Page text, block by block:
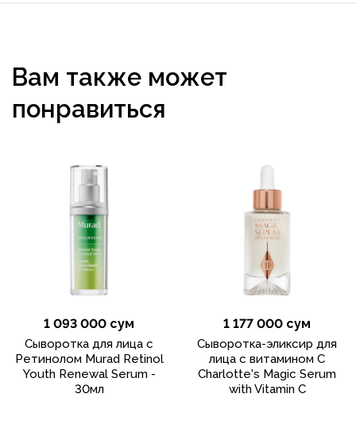
Вам также может
понравиться
1 093 000 сум
Сыворотка для лица с
Ретинолом Murad Retinol
Youth Renewal Serum -
30мл
1 177 000 сум
Сыворотка-эликсир для
лица с витамином C
Charlotte's Magic Serum
with Vitamin C